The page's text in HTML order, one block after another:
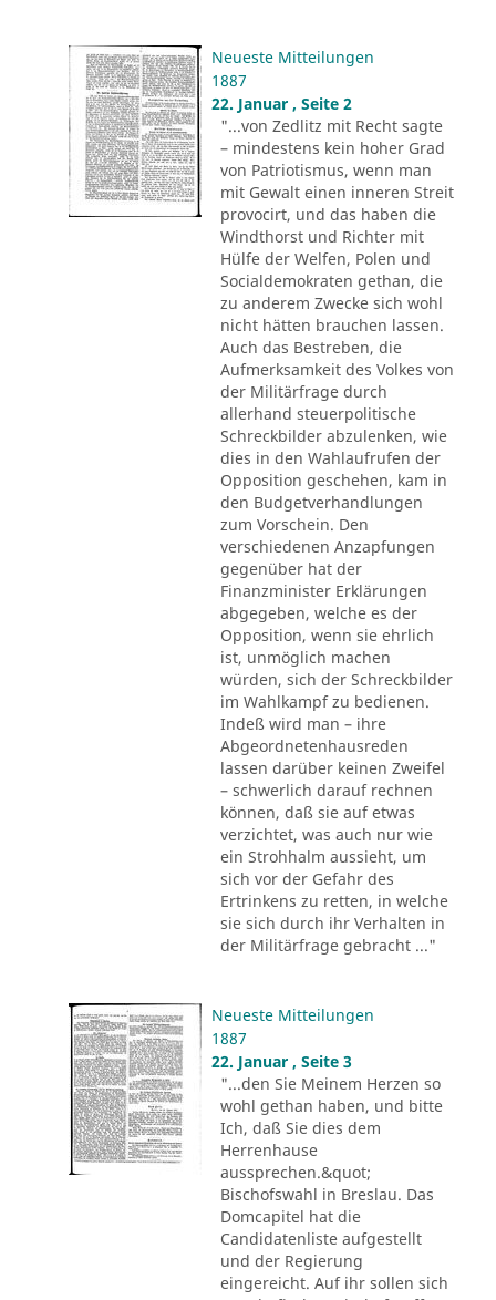
Neueste Mitteilungen
1887
22. Januar , Seite 2
"...von Zedlitz mit Recht sagte
– mindestens kein hoher Grad
von Patriotismus, wenn man
mit Gewalt einen inneren Streit
provocirt, und das haben die
Windthorst und Richter mit
Hülfe der Welfen, Polen und
Socialdemokraten gethan, die
zu anderem Zwecke sich wohl
nicht hätten brauchen lassen.
Auch das Bestreben, die
Aufmerksamkeit des Volkes von
der Militärfrage durch
allerhand steuerpolitische
Schreckbilder abzulenken, wie
dies in den Wahlaufrufen der
Opposition geschehen, kam in
den Budgetverhandlungen
zum Vorschein. Den
verschiedenen Anzapfungen
gegenüber hat der
Finanzminister Erklärungen
abgegeben, welche es der
Opposition, wenn sie ehrlich
ist, unmöglich machen
würden, sich der Schreckbilder
im Wahlkampf zu bedienen.
Indeß wird man – ihre
Abgeordnetenhausreden
lassen darüber keinen Zweifel
– schwerlich darauf rechnen
können, daß sie auf etwas
verzichtet, was auch nur wie
ein Strohhalm aussieht, um
sich vor der Gefahr des
Ertrinkens zu retten, in welche
sie sich durch ihr Verhalten in
der Militärfrage gebracht ..."
Neueste Mitteilungen
1887
22. Januar , Seite 3
"...den Sie Meinem Herzen so
wohl gethan haben, und bitte
Ich, daß Sie dies dem
Herrenhause
aussprechen.&quot;
Bischofswahl in Breslau. Das
Domcapitel hat die
Candidatenliste aufgestellt
und der Regierung
eingereicht. Auf ihr sollen sich